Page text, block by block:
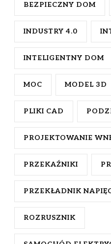
BEZPIECZNY DOM
INDUSTRY 4.0
INTELIGENTNY DOM
MOC MODEL 3D
PLIKI CAD
PROJEKTOWANIE
PRZEKAŹNIKI
PRZEKŁADNIK
ROZRUSZNIK